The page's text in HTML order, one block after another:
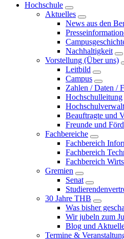
Hochschule
Aktuelles
News aus den
Nachhaltigkeit
Vorstellung (Über uns)
Leitbild
Campus
Zahlen / Daten /
Hochschulleitung
Beauftragte und
Freunde und
Fachbereiche
Fachbereich
Fachbereich
Fachbereich
Gremien
Senat
30 Jahre THB
Was bisher
Wir jubeln zum
Blog und
Termine &